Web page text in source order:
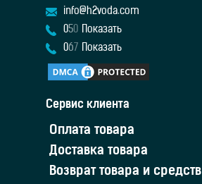
info@h2voda.com
050 Показать
067 Показать
Сервис клиента
Оплата товара
Доставка товара
Возврат товара и средств